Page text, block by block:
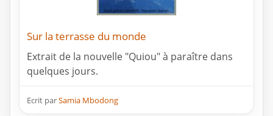
Sur la terrasse du monde
Extrait de la nouvelle "Quiou" à paraître dans
quelques jours.
Ecrit parSamia Mbodong